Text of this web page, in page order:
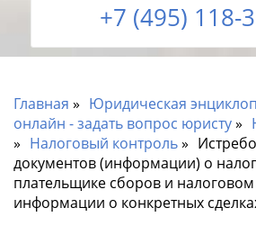
+7 (495) 118-
Главная
Юридическая
онлайн - задать вопрос юристу
Налоговый контроль
документов (информации) о
плательщике сборов и налоговом
информации о конкретных